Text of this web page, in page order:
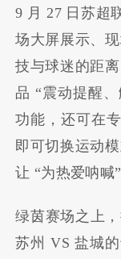
9 月 27 日苏超
场大屏展示、
技与球迷的距
品 “震动提醒
功能，还可在
即可切换运动
让 “为热爱呐喊
绿茵赛场之上
苏州 VS 盐城